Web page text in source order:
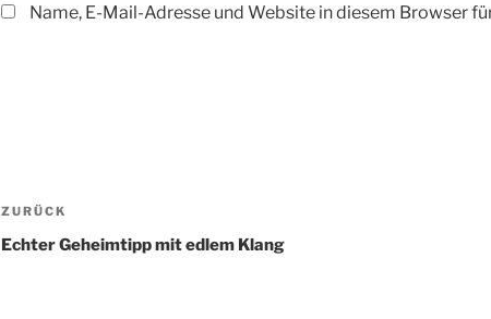
Name, E-Mail-Adresse und Website in diesem Browser
Beitragsnavigation
Vorheriger
Beitrag
ZURÜCK
Echter Geheimtipp mit edlem Klang